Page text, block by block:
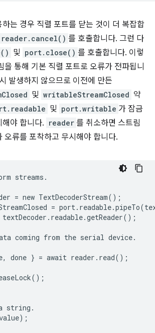
하는 경우 직렬 포트를 닫는 것이 더 복잡합
reader.cancel() 를 호출합니다. 그런 다
및 port.close() 를 호출합니다. 이렇
을 통해 기본 직렬 포트로 오류가 전파됩니
발생하지 않으므로 이전에 만든
및 writableStreamClosed 약
및 port.writable 가 잠금
야 합니다. reader 를 취소하면 스트림
오류를 포착하고 무시해야 합니다.
streams .
= new TextDecoderStream();
= port. readable.pipeTo(
textDecoder . readable.getReader();
coming from the serial device.
, done } = await reader . read();
();
string .
);